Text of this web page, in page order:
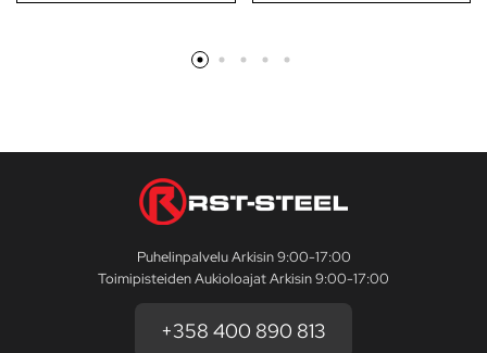
Puhelinpalvelu Arkisin 9:00-17:00
Toimipisteiden Aukioloajat Arkisin 9:00-17:00
+358 400 890 813